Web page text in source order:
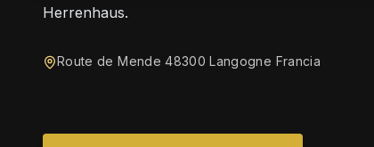
Herrenhaus.
Route de Mende 48300 Langogne Francia